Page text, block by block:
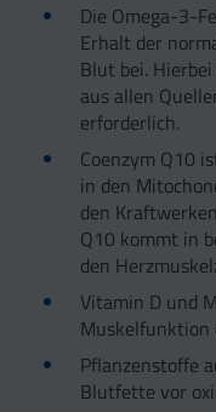
Die Omega-3-
Erhalt der
Blut bei.
aus allen
erforderlich.
Coenzym Q10
in den
den
Q10 kommt in
den
Vitamin D und
Muskelfunktion
Pflanzenstoffe
Blutfette vor